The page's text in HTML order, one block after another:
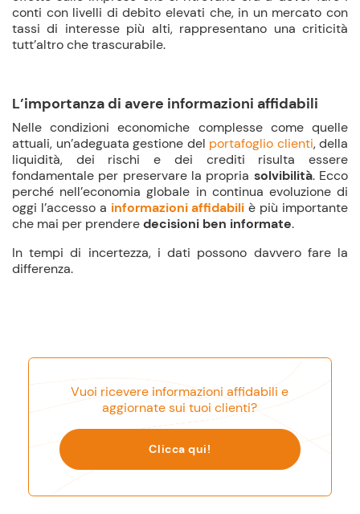
conti con livelli di debito elevati che, in un mercato con
tassi di interesse più alti, rappresentano una criticità
tutt’altro che trascurabile.
L’importanza di avere informazioni affidabili
Nelle condizioni economiche complesse come quelle
attuali, un’adeguata gestione del portafoglio clienti, della
liquidità, dei rischi e dei crediti risulta essere
fondamentale per preservare la propria solvibilità. Ecco
perché nell’economia globale in continua evoluzione di
oggi l’accesso a informazioni affidabili è più importante
che mai per prenderedecisioni ben informate.
In tempi di incertezza, i dati possono davvero fare la
differenza.
Vuoi ricevere informazioni affidabili e
aggiornate sui tuoi clienti?
Clicca qui!